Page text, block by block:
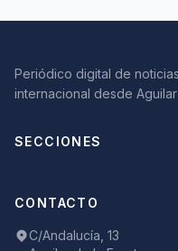
Periódico digital de
internacional desde
SECCIONES
CONTACTO
C/Andalucía, 13